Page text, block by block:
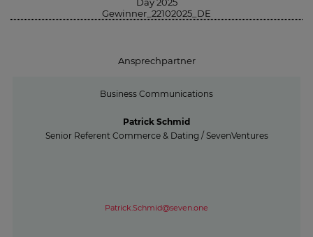
Gewinner_22102025_DE
Ansprechpartner
Business Communications
Patrick Schmid
Senior Referent Commerce & Dating / SevenVentures
Patrick.Schmid@seven.one